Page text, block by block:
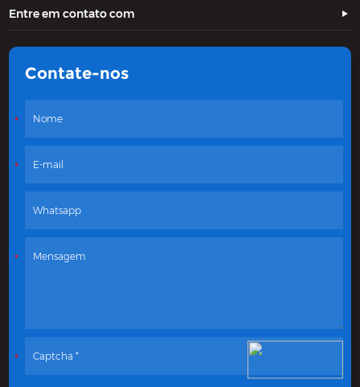
Entre em contato com
Contate-nos